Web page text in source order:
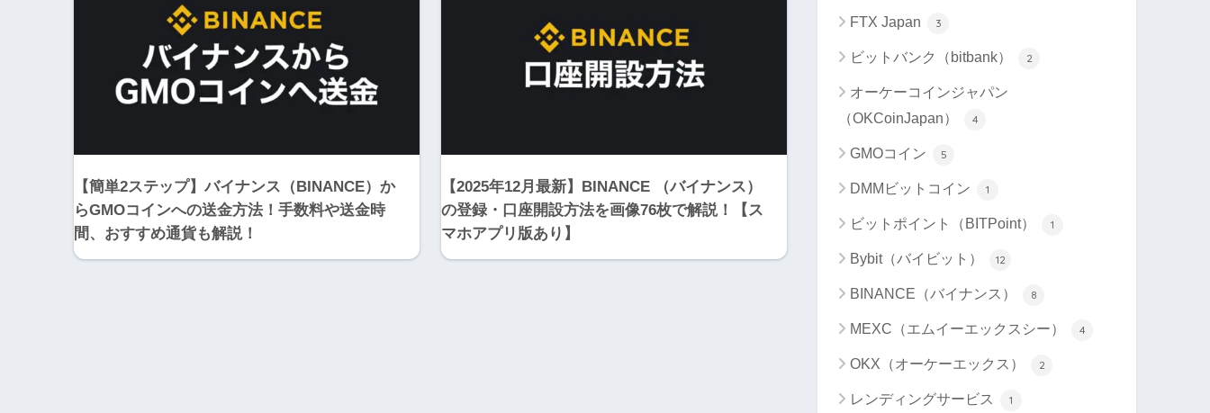
【簡単2ステップ】バイナンス（BINANCE）か
らGMOコインへの送金方法！手数料や送金時
間、おすすめ通貨も解説！
【2025年12月最新】BINANCE （バイナンス）
の登録・口座開設方法を画像76枚で解説！【ス
マホアプリ版あり】
FTX Japan 3
ビットバンク（bitbank） 2
オーケーコインジャパン
（OKCoinJapan）
4
GMOコイン 5
DMMビットコイン 1
ビットポイント（BITPoint） 1
Bybit（バイビット） 12
BINANCE（バイナンス） 8
MEXC（エムイーエックスシー） 4
OKX（オーケーエックス） 2
レンディングサービス 1